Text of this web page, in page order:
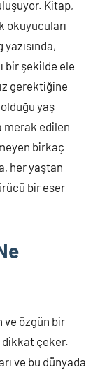
Kitap,
okuyucuları
bir şekilde ele
gerektiğine
yaş
merak edilen
birkaç
her yaştan
bir eser
ve özgün bir
dikkat çeker.
ve bu dünyada